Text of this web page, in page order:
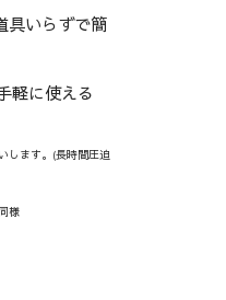
具いらずで簡
軽に使える
します。(長時間圧迫
様